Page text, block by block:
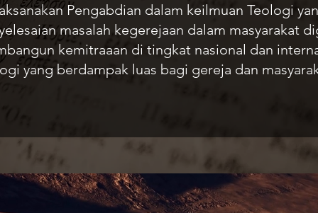
Pengabdian dalam keilmuan Teologi
masalah kegerejaan dalam masyarakat
kemitraaan di tingkat nasional dan
yang berdampak luas bagi gereja dan